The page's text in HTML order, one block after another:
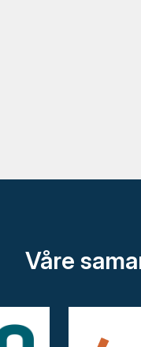
Våre